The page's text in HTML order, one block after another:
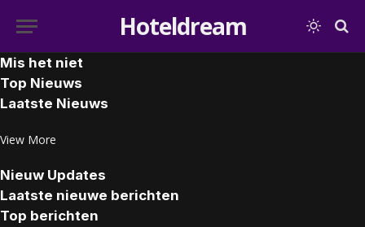
Hoteldream
Mis het niet
Top Nieuws
Laatste Nieuws
View More
Nieuw Updates
Laatste nieuwe berichten
Top berichten